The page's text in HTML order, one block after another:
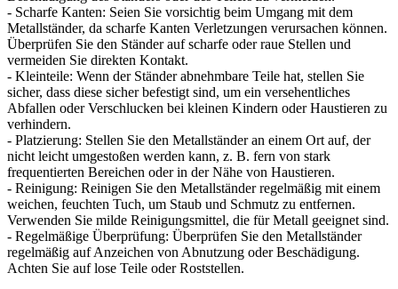
- Scharfe Kanten: Seien Sie vorsichtig beim Umgang mit dem
Metallständer, da scharfe Kanten Verletzungen verursachen können.
Überprüfen Sie den Ständer auf scharfe oder raue Stellen und
vermeiden Sie direkten Kontakt.
- Kleinteile: Wenn der Ständer abnehmbare Teile hat, stellen Sie
sicher, dass diese sicher befestigt sind, um ein versehentliches
Abfallen oder Verschlucken bei kleinen Kindern oder Haustieren zu
verhindern.
- Platzierung: Stellen Sie den Metallständer an einem Ort auf, der
nicht leicht umgestoßen werden kann, z. B. fern von stark
frequentierten Bereichen oder in der Nähe von Haustieren.
- Reinigung: Reinigen Sie den Metallständer regelmäßig mit einem
weichen, feuchten Tuch, um Staub und Schmutz zu entfernen.
Verwenden Sie milde Reinigungsmittel, die für Metall geeignet sind.
- Regelmäßige Überprüfung: Überprüfen Sie den Metallständer
regelmäßig auf Anzeichen von Abnutzung oder Beschädigung.
Achten Sie auf lose Teile oder Roststellen.